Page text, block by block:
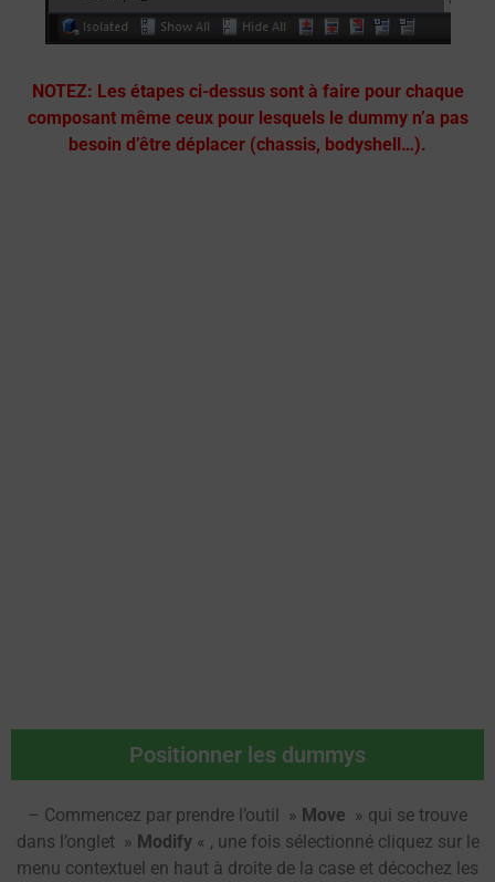
NOTEZ: Les étapes ci-dessus sont à faire pour chaque
composant même ceux pour lesquels le dummy n’a pas
besoin d’être déplacer (chassis, bodyshell…).
Positionner les dummys
– Commencez par prendre l’outil » Move » qui se trouve
dans l’onglet » Modify « , une fois sélectionné cliquez sur le
menu contextuel en haut à droite de la case et décochez les